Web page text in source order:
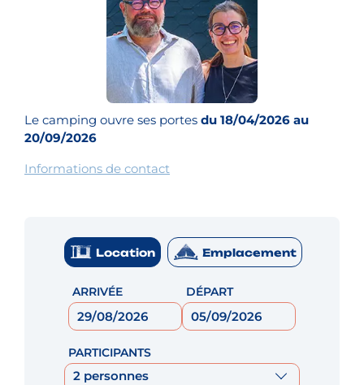
Le camping ouvre ses portes du 18/04/2026 au
20/09/2026
Informations de contact
Location Emplacement
ARRIVÉE DÉPART
PARTICIPANTS
2 personnes